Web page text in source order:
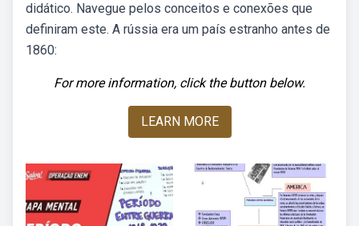
didático. Navegue pelos conceitos e conexões que
definiram este. A rússia era um país estranho antes de
1860:
For more information, click the button below.
LEARN MORE